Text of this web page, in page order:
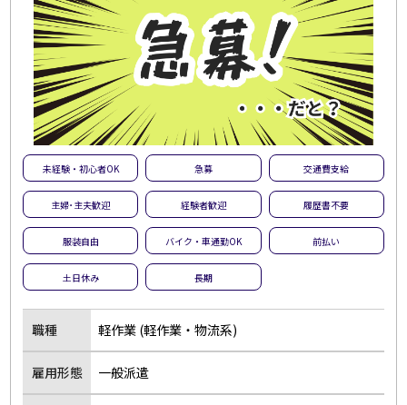
未経験・初心者OK 急募 交通費支給
主婦･主夫歓迎 経験者歓迎 履歴書不要
服装自由 バイク・車通勤OK 前払い
土日休み 長期
職種 軽作業 (軽作業・物流系)
雇用形態 一般派遣